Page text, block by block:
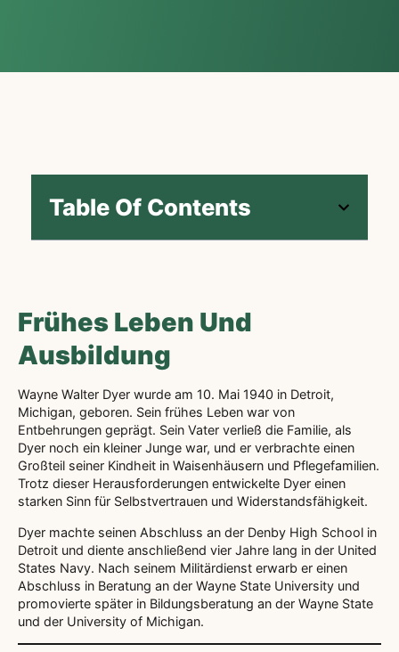
Table Of Contents
Frühes Leben Und
Ausbildung
Wayne Walter Dyer wurde am 10. Mai 1940 in Detroit,
Michigan, geboren. Sein frühes Leben war von
Entbehrungen geprägt. Sein Vater verließ die Familie, als
Dyer noch ein kleiner Junge war, und er verbrachte einen
Großteil seiner Kindheit in Waisenhäusern und Pflegefamilien.
Trotz dieser Herausforderungen entwickelte Dyer einen
starken Sinn für Selbstvertrauen und Widerstandsfähigkeit.
Dyer machte seinen Abschluss an der Denby High School in
Detroit und diente anschließend vier Jahre lang in der United
States Navy. Nach seinem Militärdienst erwarb er einen
Abschluss in Beratung an der Wayne State University und
promovierte später in Bildungsberatung an der Wayne State
und der University of Michigan.